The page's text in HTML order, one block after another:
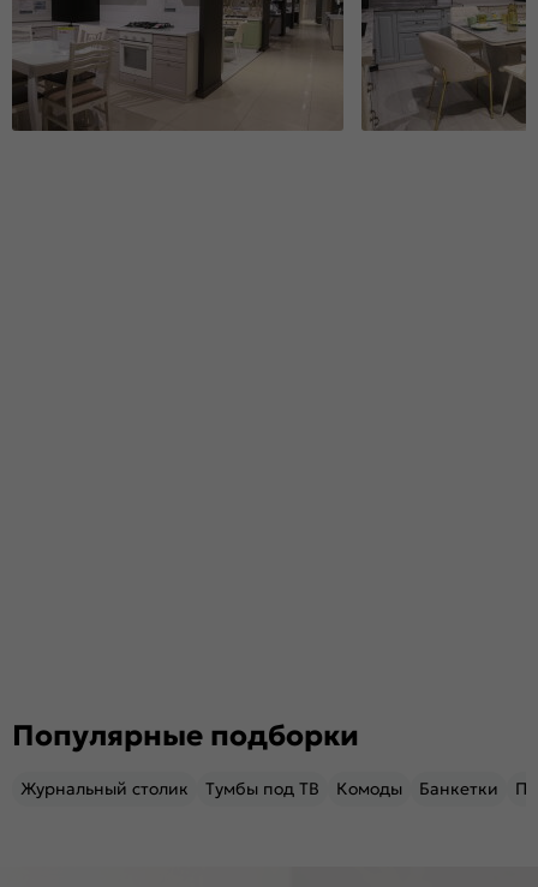
Популярные подборки
Журнальный столик Тумбы под ТВ Комоды Банкетки